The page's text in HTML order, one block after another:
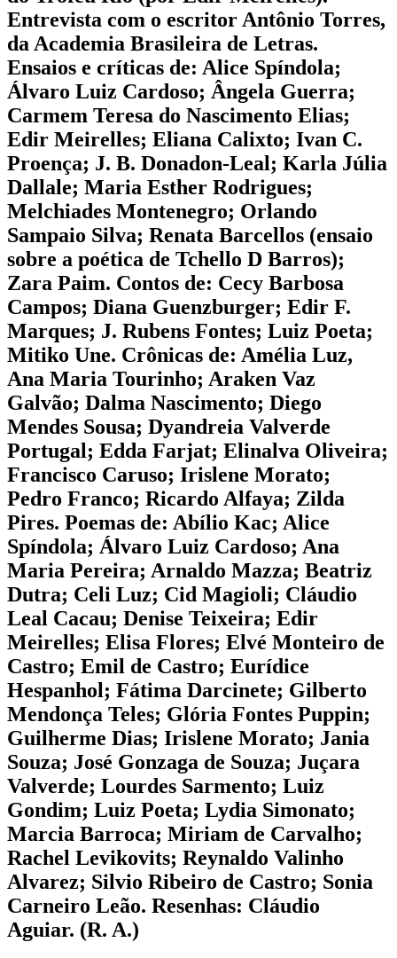
Entrevista com o escritor Antônio Torres,
da Academia Brasileira de Letras.
Ensaios e críticas de: Alice Spíndola;
Álvaro Luiz Cardoso; Ângela Guerra;
Carmem Teresa do Nascimento Elias;
Edir Meirelles; Eliana Calixto; Ivan C.
Proença; J. B. Donadon-Leal; Karla Júlia
Dallale; Maria Esther Rodrigues;
Melchiades Montenegro; Orlando
Sampaio Silva; Renata Barcellos (ensaio
sobre a poética de Tchello D Barros);
Zara Paim. Contos de: Cecy Barbosa
Campos; Diana Guenzburger; Edir F.
Marques; J. Rubens Fontes; Luiz Poeta;
Mitiko Une. Crônicas de: Amélia Luz,
Ana Maria Tourinho; Araken Vaz
Galvão; Dalma Nascimento; Diego
Mendes Sousa; Dyandreia Valverde
Portugal; Edda Farjat; Elinalva Oliveira;
Francisco Caruso; Irislene Morato;
Pedro Franco; Ricardo Alfaya; Zilda
Pires. Poemas de: Abílio Kac; Alice
Spíndola; Álvaro Luiz Cardoso; Ana
Maria Pereira; Arnaldo Mazza; Beatriz
Dutra; Celi Luz; Cid Magioli; Cláudio
Leal Cacau; Denise Teixeira; Edir
Meirelles; Elisa Flores; Elvé Monteiro de
Castro; Emil de Castro; Eurídice
Hespanhol; Fátima Darcinete; Gilberto
Mendonça Teles; Glória Fontes Puppin;
Guilherme Dias; Irislene Morato; Jania
Souza; José Gonzaga de Souza; Juçara
Valverde; Lourdes Sarmento; Luiz
Gondim; Luiz Poeta; Lydia Simonato;
Marcia Barroca; Miriam de Carvalho;
Rachel Levikovits; Reynaldo Valinho
Alvarez; Silvio Ribeiro de Castro; Sonia
Carneiro Leão. Resenhas: Cláudio
Aguiar. (R. A.)